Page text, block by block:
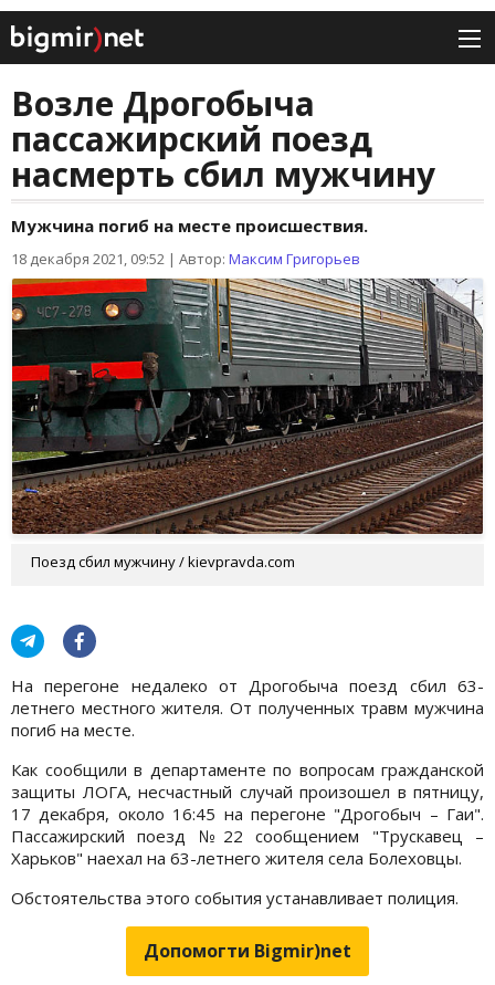
Возле Дрогобыча
пассажирский поезд
насмерть сбил мужчину
Мужчина погиб на месте происшествия.
18 декабря 2021, 09:52 | Автор: Максим Григорьев
Поезд сбил мужчину / kievpravda.com
На перегоне недалеко от Дрогобыча поезд сбил 63-
летнего местного жителя. От полученных травм мужчина
погиб на месте.
Как сообщили в департаменте по вопросам гражданской
защиты ЛОГА, несчастный случай произошел в пятницу,
17 декабря, около 16:45 на перегоне "Дрогобыч – Гаи".
Пассажирский поезд №22 сообщением "Трускавец –
Харьков" наехал на 63-летнего жителя села Болеховцы.
Обстоятельства этого события устанавливает полиция.
Допомогти Bigmir)net